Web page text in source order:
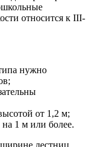
относится к III-
нужно
от 1,2 м;
на 1 м или более.
лестниц,